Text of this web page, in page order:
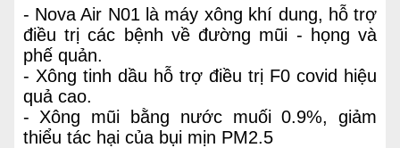
- Nova Air N01 là máy xông khí dung, hỗ trợ
điều trị các bệnh về đường mũi - họng và
phế quản.
- Xông tinh dầu hỗ trợ điều trị F0 covid hiệu
quả cao.
- Xông mũi bằng nước muối 0.9%, giảm
thiểu tác hại của bụi mịn PM2.5